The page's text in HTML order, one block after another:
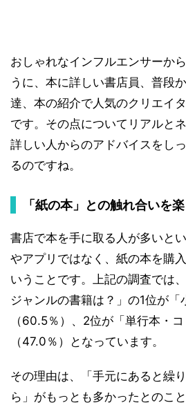
おしゃれなインフルエンサーか
うに、本に詳しい書店員、普段
達、本の紹介で人気のクリエイ
です。その点についてリアルと
詳しい人からのアドバイスをし
るのですね。
「紙の本」との触れ合いを
書店で本を手に取る人が多いと
やアプリではなく、紙の本を購
いうことです。上記の調査では
ジャンルの書籍は？」の1位が「
（60.5％）、2位が「単行本・コ
（47.0％）となっています。
その理由は、「手元にあると繰
ら」がもっとも多かったとのこ